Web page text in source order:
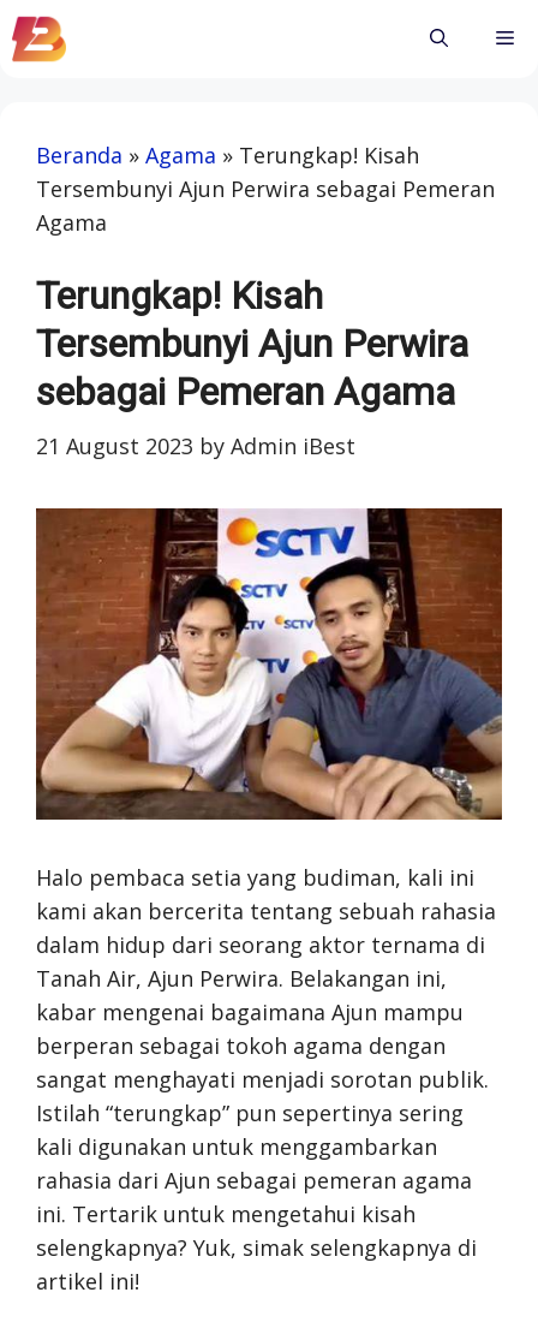
Skip
to
Beranda » Agama » Terungkap! Kisah
Tersembunyi Ajun Perwira sebagai Pemeran
Agama
Terungkap! Kisah
Tersembunyi Ajun Perwira
sebagai Pemeran Agama
21 August 2023 by Admin iBest
Halo pembaca setia yang budiman, kali ini
kami akan bercerita tentang sebuah rahasia
dalam hidup dari seorang aktor ternama di
Tanah Air, Ajun Perwira. Belakangan ini,
kabar mengenai bagaimana Ajun mampu
berperan sebagai tokoh agama dengan
sangat menghayati menjadi sorotan publik.
Istilah “terungkap” pun sepertinya sering
kali digunakan untuk menggambarkan
rahasia dari Ajun sebagai pemeran agama
ini. Tertarik untuk mengetahui kisah
selengkapnya? Yuk, simak selengkapnya di
artikel ini!